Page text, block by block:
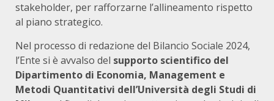
stakeholder, per rafforzarne l’allineamento rispetto
al piano strategico.
Nel processo di redazione del Bilancio Sociale 2024,
l’Ente si è avvalso del supporto scientifico del
Dipartimento di Economia, Management e
Metodi Quantitativi dell’Università degli Studi di